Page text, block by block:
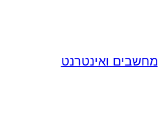
מחשבים ואינטרנט